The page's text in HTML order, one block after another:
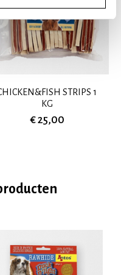
STRIPS 1
KG
€ 25,00